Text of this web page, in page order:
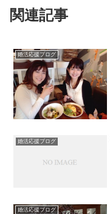
関連記事
婚活応援ブログ
婚活応援ブログ
婚活応援ブログ